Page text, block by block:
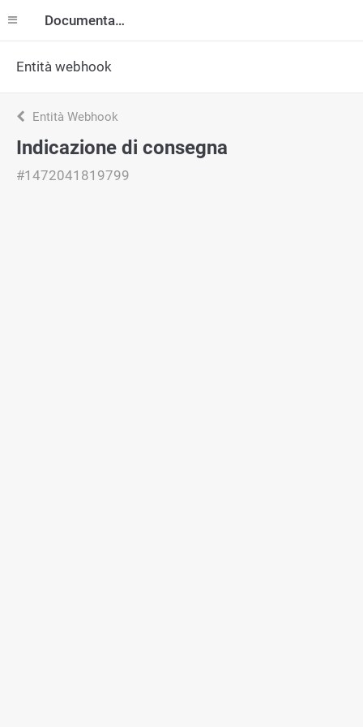
Documentazione
Entità webhook
Entità Webhook
Indicazione di consegna
#1472041819799